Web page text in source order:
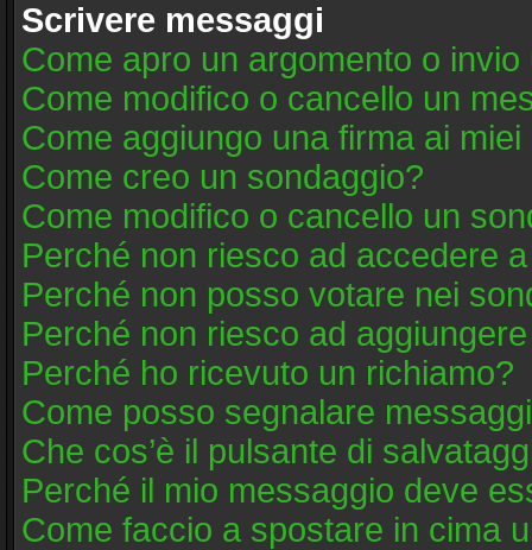
Scrivere messaggi
Come apro un argomento o
Come modifico o cancello un
Come aggiungo una firma ai
Come creo un sondaggio?
Come modifico o cancello un
Perché non riesco ad accedere
Perché non posso votare nei
Perché non riesco ad
Perché ho ricevuto un richiamo?
Come posso segnalare
Che cos’è il pulsante di
Perché il mio messaggio deve
Come faccio a spostare in cima